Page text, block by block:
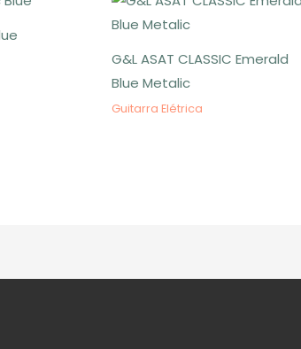
G&L ASAT CLASSIC Emerald
Blue Metalic
Guitarra Elétrica